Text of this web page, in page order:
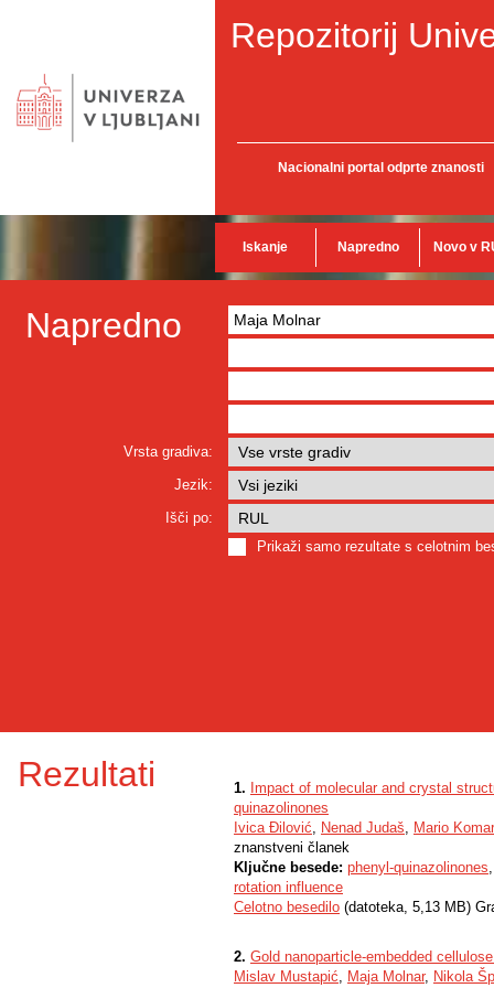
Repozitorij
Nacionalni portal odprte znanosti
Iskanje Napredno Novo v
Napredno
Vrsta gradiva:
Jezik:
Išči po:
Prikaži samo rezultate s celotnim
Rezultati 1. Impact of molecular and crystal
quinazolinones
Ivica Đilović, Nenad Judaš, Mario Komar
znanstveni članek
Ključne besede: phenyl-quinazolinones
rotation influence
Celotno besedilo (datoteka, 5,13 MB)
2. Gold nanoparticle-embedded
Mislav Mustapić, Maja Molnar, Nikola